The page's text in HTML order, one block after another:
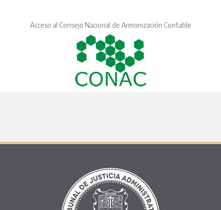
Acceso al Consejo Nacional de Armonización Contable